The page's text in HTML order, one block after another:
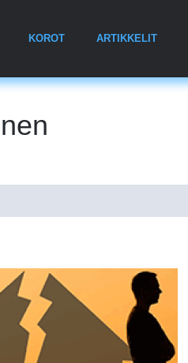
KOROT ARTIKKELIT